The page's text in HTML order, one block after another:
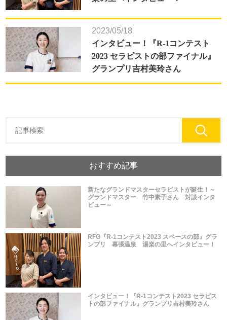
2023/05/18
インタビュー！『R-1コンテスト
2023 セラピストの部ファイナル』
グランプリ吉村美玲さん
おすすめ記事
新たなグランドマスターセラピストが誕生！～
グランドマスター 竹中素子さん 対談インタ
ビュー～
RFG『R-1コンテスト2023 スペースの部』グラ
ンプリ 幕張温泉 湯楽の里へインタビュー！
インタビュー！『R-1コンテスト2023 セラピス
トの部ファイナル』グランプリ吉村美玲さん